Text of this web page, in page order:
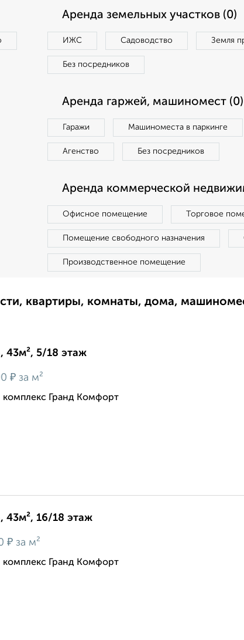
Аренда земельных участков (0)
ИЖС Садоводство Земля
Без посредников
Аренда гаржей, машиномест (0)
Гаражи Машиноместа в паркинге
Агенство Без посредников
Аренда коммерческой
Офисное помещение Торговое
Помещение свободного назначения
Производственное помещение
квартиры, комнаты, дома,
43м², 5/18 этаж
₽ за м²
Гранд Комфорт
43м², 16/18 этаж
₽ за м²
Гранд Комфорт